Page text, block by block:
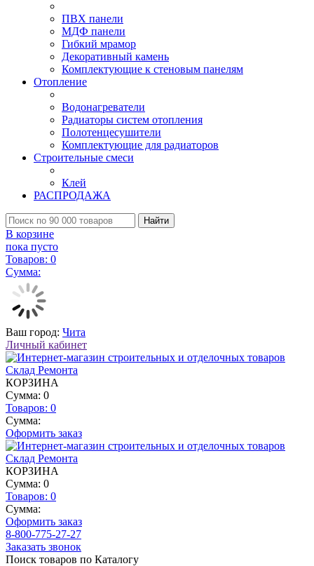
ПВХ панели
МДФ панели
Гибкий мрамор
Декоративный камень
Комплектующие к стеновым панелям
Отопление
Водонагреватели
Радиаторы систем отопления
Полотенцесушители
Комплектующие для радиаторов
Строительные смеси
Клей
РАСПРОДАЖА
Найти
В корзине
пока пусто
Товаров: 0
Сумма:
Ваш город: Чита
Личный кабинет
КОРЗИНА
Сумма: 0
Товаров: 0
Сумма:
Оформить заказ
КОРЗИНА
Сумма: 0
Товаров: 0
Сумма:
Оформить заказ
8-800-775-27-27
Заказать звонок
Поиск товаров по Каталогу